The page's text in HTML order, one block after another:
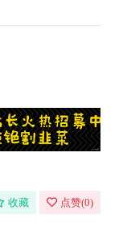
收藏 点赞(0)